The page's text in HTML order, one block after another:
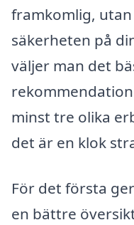
framkomlig,
säkerheten på
väljer man det
minst tre olika
det är en klok
För det första
en bättre